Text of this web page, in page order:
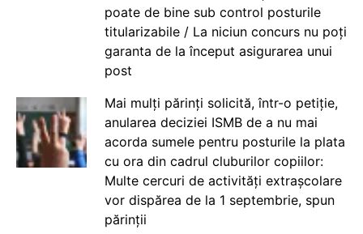
poate de bine sub control posturile
titularizabile / La niciun concurs nu poți
garanta de la început asigurarea unui
post
Mai mulți părinți solicită, într-o petiție,
anularea deciziei ISMB de a nu mai
acorda sumele pentru posturile la plata
cu ora din cadrul cluburilor copiilor:
Multe cercuri de activități extrașcolare
vor dispărea de la 1 septembrie, spun
părinții